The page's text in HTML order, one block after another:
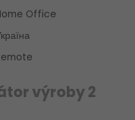
Office
výroby 2